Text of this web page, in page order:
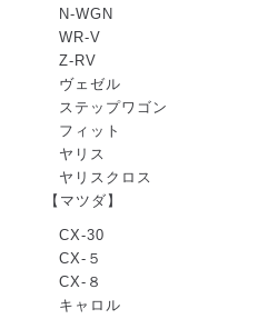
N-WGN
WR-V
Z-RV
ヴェゼル
ステップワゴン
フィット
ヤリス
ヤリスクロス
【マツダ】
CX-30
CX-５
CX-８
キャロル